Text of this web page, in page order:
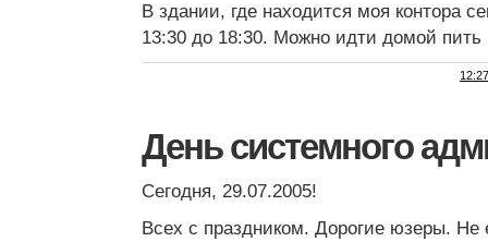
В здании, где находится моя контора
13:30 до 18:30. Можно идти домой пить
12:27
День системного
Сегодня, 29.07.2005!
Всех с праздником. Дорогие юзеры. Не